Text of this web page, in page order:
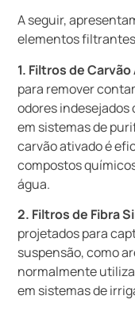
A seguir,
elementos
1. Filtros de
para remover
odores indesejados
em sistemas de
carvão ativado é
compostos
água.
2. Filtros de Fibra
projetados para
suspensão, como
normalmente
em sistemas de